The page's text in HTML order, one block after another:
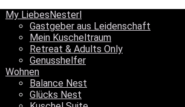
My LiebesNesterl
Gastgeber aus Leidenschaft
Mein Kuscheltraum
Retreat & Adults Only
Genusshelfer
Wohnen
Balance Nest
Glücks Nest